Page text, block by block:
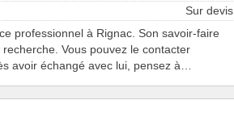
Sur devis
professionnel à Rignac. Son savoir-faire
Vous pouvez le contacter
avoir échangé avec lui, pensez à…